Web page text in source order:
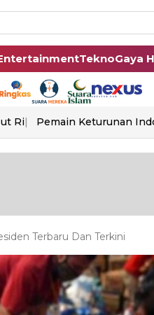
TeknoGaya
Ri Pemain Keturunan
Terbaru Dan Terkini